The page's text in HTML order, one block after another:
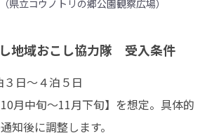
県立コウノトリの郷公園観察広場）
地域おこし協力隊 受入条件
日～４泊５日
月中旬～11月下旬】を想定。具体的
知後に調整します。